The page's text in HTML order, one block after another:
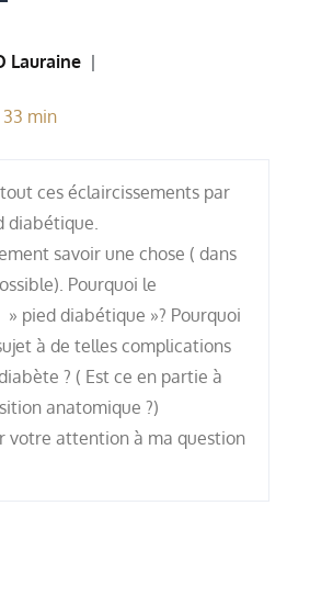
Lauraine
33 min
ces éclaircissements par
diabétique.
savoir une chose ( dans
Pourquoi le
pied diabétique »? Pourquoi
à de telles complications
? ( Est ce en partie à
anatomique ?)
votre attention à ma question